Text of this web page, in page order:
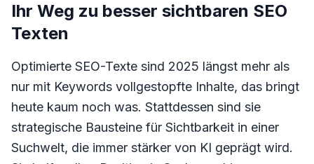
Ihr Weg zu besser sichtbaren SEO
Texten
Optimierte SEO-Texte sind 2025 längst mehr als
nur mit Keywords vollgestopfte Inhalte, das bringt
heute kaum noch was. Stattdessen sind sie
strategische Bausteine für Sichtbarkeit in einer
Suchwelt, die immer stärker von KI geprägt wird.